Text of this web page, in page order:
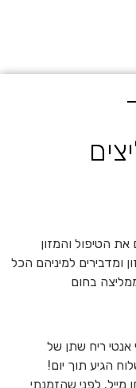
את הטיפול והמזון
ומדבירים למיניהם הכל
בחום
ריח שתן של
הגיע תוך יום!
מייל. לפני שהזמנתי